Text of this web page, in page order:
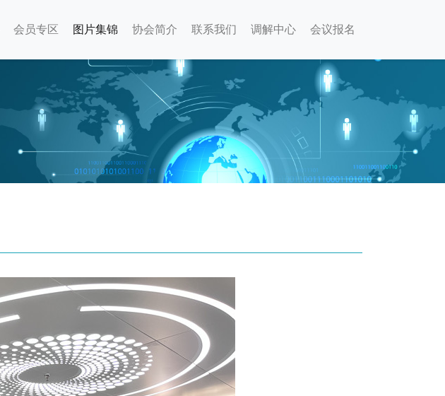
会员专区 图片集锦 协会简介 联系我们 调解中心 会议报名